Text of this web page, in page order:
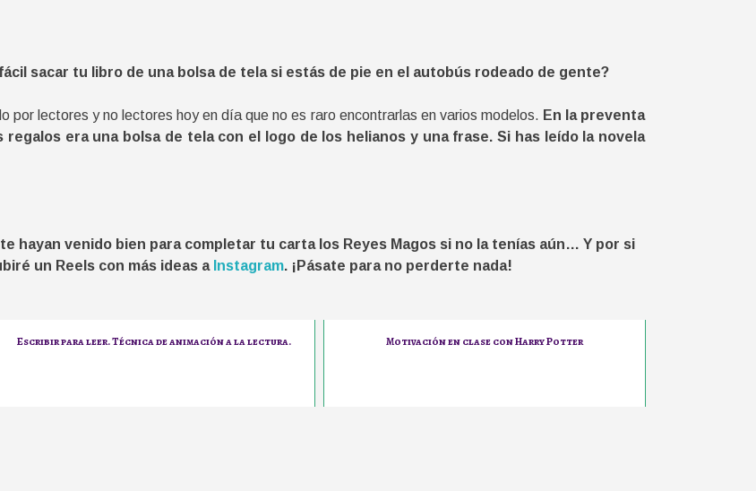
sacar tu libro de una bolsa de tela si estás de pie en el autobús rodeado de gente?
por lectores y no lectores hoy en día que no es raro encontrarlas en varios modelos. En la preventa
era una bolsa de tela con el logo de los helianos y una frase. Si has leído la novela
hayan venido bien para completar tu carta los Reyes Magos si no la tenías aún… Y por si
un Reels con más ideas aInstagram. ¡Pásate para no perderte nada!
Escribir para leer. Técnica de animación a la lectura. Motivación en clase con Harry Potter